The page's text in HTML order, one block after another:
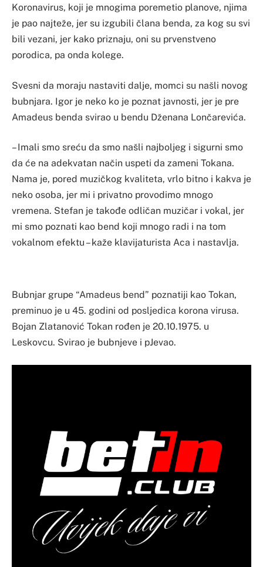
Koronavirus, koji je mnogima poremetio planove, njima
je pao najteže, jer su izgubili člana benda, za kog su svi
bili vezani, jer kako priznaju, oni su prvenstveno
porodica, pa onda kolege.
Svesni da moraju nastaviti dalje, momci su našli novog
bubnjara. Igor je neko ko je poznat javnosti, jer je pre
Amadeus benda svirao u bendu Dženana Lončarevića.
– Imali smo sreću da smo našli najboljeg i sigurni smo
da će na adekvatan način uspeti da zameni Tokana.
Nama je, pored muzičkog kvaliteta, vrlo bitno i kakva je
neko osoba, jer mi i privatno provodimo mnogo
vremena. Stefan je takođe odličan muzičar i vokal, jer
mi smo poznati kao bend koji mnogo radi i na tom
vokalnom efektu – kaže klavijaturista Aca i nastavlja.
Bubnjar grupe “Amadeus bend” poznatiji kao Tokan,
preminuo je u 45. godini od posljedica korona virusa.
Bojan Zlatanović Tokan rođen je 20.10.1975. u
Leskovcu. Svirao je bubnjeve i pJevao.